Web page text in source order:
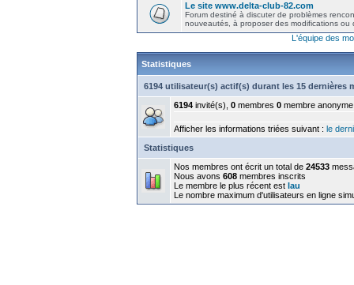
Le site www.delta-club-82.com
Forum destiné à discuter de problèmes
nouveautés, à proposer des modifications ou
L'équipe des
Statistiques
6194 utilisateur(s) actif(s) durant les 15 dernières
6194 invité(s), 0 membres 0 membre anonyme
Afficher les informations triées suivant : le
Statistiques
Nos membres ont écrit un total de 24533
Nous avons 608 membres inscrits
Le membre le plus récent est lau
Le nombre maximum d'utilisateurs en ligne